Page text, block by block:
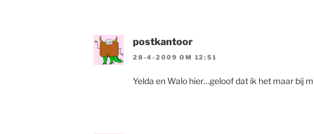
postkantoor
28-4-2009 OM 12:51
Yelda en Walo hier…geloof dat ik het maar bij